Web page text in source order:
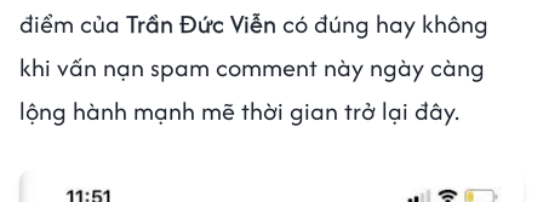
điểm của Trần Đức Viễn có đúng hay không
khi vấn nạn spam comment này ngày càng
lộng hành mạnh mẽ thời gian trở lại đây.